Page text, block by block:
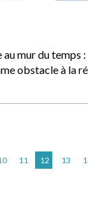
mur du temps
obstacle à la
11 12 13